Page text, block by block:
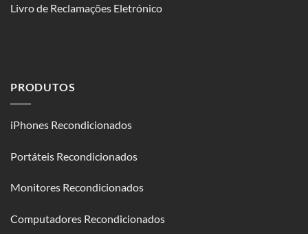
Livro de Reclamações Eletrónico
PRODUTOS
iPhones Recondicionados
Portáteis Recondicionados
Monitores Recondicionados
Computadores Recondicionados